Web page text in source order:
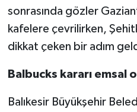
sonrasında gözler
kafelere çevrilirken,
dikkat çeken bir adım
Balbucks kararı emsal
Balıkesir Büyükşehir
Video Haber
Yaşam
Yemek